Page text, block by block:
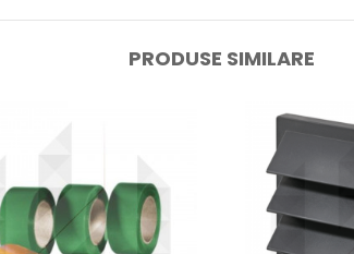
PRODUSE SIMILARE